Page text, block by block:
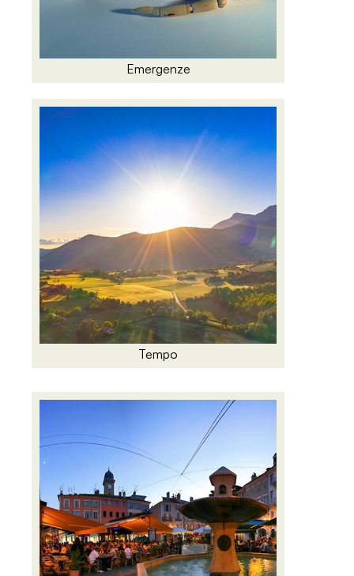
Emergenze
Tempo